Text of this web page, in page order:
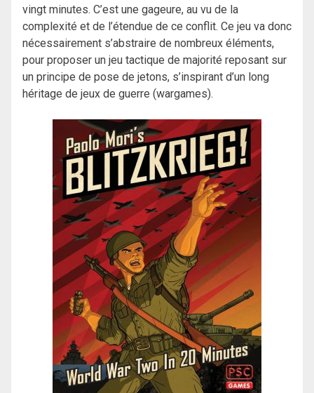
vingt minutes. C’est une gageure, au vu de la
complexité et de l’étendue de ce conflit. Ce jeu va donc
nécessairement s’abstraire de nombreux éléments,
pour proposer un jeu tactique de majorité reposant sur
un principe de pose de jetons, s’inspirant d’un long
héritage de jeux de guerre (wargames).